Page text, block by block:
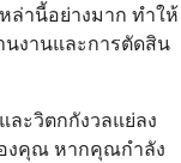
ล่านี้อย่างมาก ทำให้
งานและการตัดสิน
ละวิตกกังวลแย่ลง
งคุณ หากคุณกำลัง